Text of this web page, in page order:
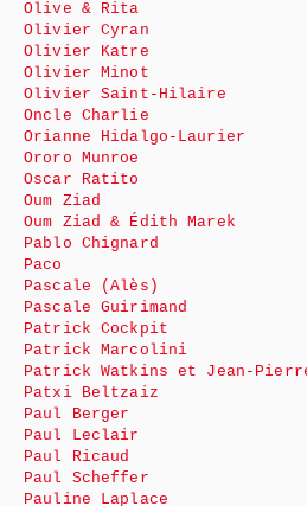
Olive & Rita
Olivier Cyran
Olivier Katre
Olivier Minot
Olivier Saint-Hilaire
Oncle Charlie
Orianne Hidalgo-Laurier
Ororo Munroe
Oscar Ratito
Oum Ziad
Oum Ziad & Édith Marek
Pablo Chignard
Paco
Pascale (Alès)
Pascale Guirimand
Patrick Cockpit
Patrick Marcolini
Patrick Watkins et Jean-
Patxi Beltzaiz
Paul Berger
Paul Leclair
Paul Ricaud
Paul Scheffer
Pauline Laplace